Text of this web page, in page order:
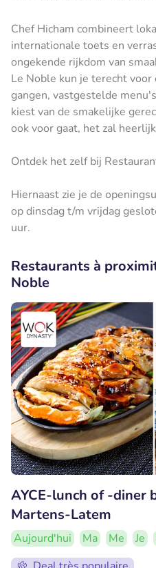
Chef Hicham combineert
internationale toets en
ongekende rijkdom van
Le Noble kun je terecht voor
gangen, vastgestelde
kiest van de smakelijke
ook voor gaat, het zal
Ontdek het zelf bij
Hiernaast zie je de
op dinsdag t/m vrijdag
uur.
Restaurants à
Noble
AYCE-lunch of -diner
Martens-Latem
Aujourd'hui Ma Me Je